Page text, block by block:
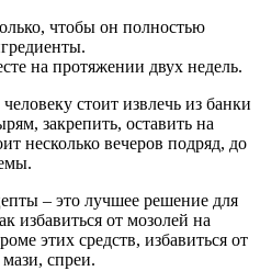
чтобы он полностью
на протяжении двух недель.
стоит извлечь из банки
закрепить, оставить на
несколько вечеров подряд, до
– это лучшее решение для
избавиться от мозолей на
этих средств, избавиться от
спреи.